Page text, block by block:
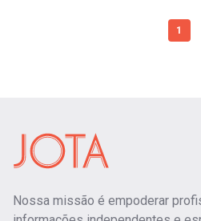
1
Nossa missão é empoderar